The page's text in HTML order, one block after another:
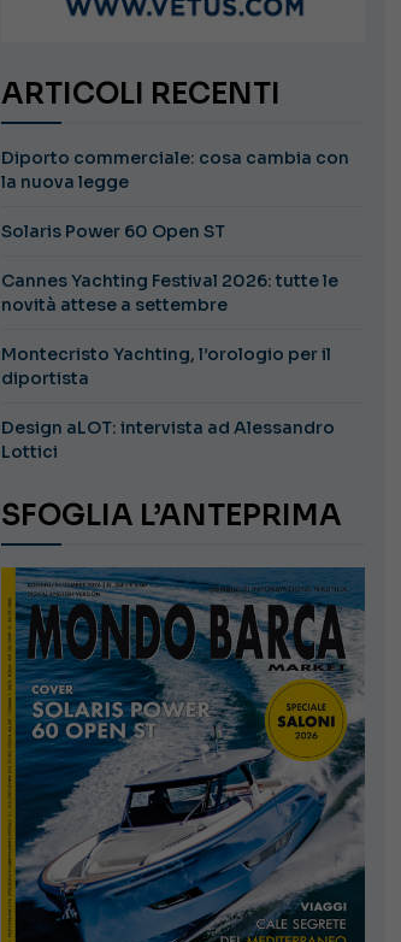
ARTICOLI RECENTI
Diporto commerciale: cosa cambia con
la nuova legge
Solaris Power 60 Open ST
Cannes Yachting Festival 2026: tutte le
novità attese a settembre
Montecristo Yachting, l’orologio per il
diportista
Design aLOT: intervista ad Alessandro
Lottici
SFOGLIA L’ANTEPRIMA